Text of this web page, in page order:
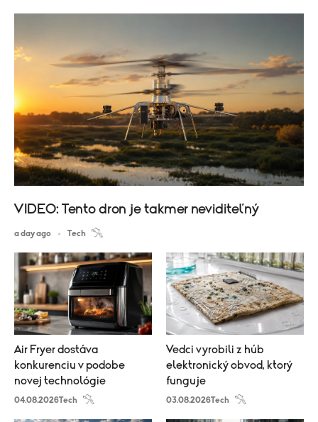
VIDEO: Tento dron je takmer neviditeľný
a day ago Tech
Air Fryer dostáva
konkurenciu v podobe
novej technológie
04.08.2026Tech
Vedci vyrobili z húb
elektronický obvod, ktorý
funguje
03.08.2026Tech